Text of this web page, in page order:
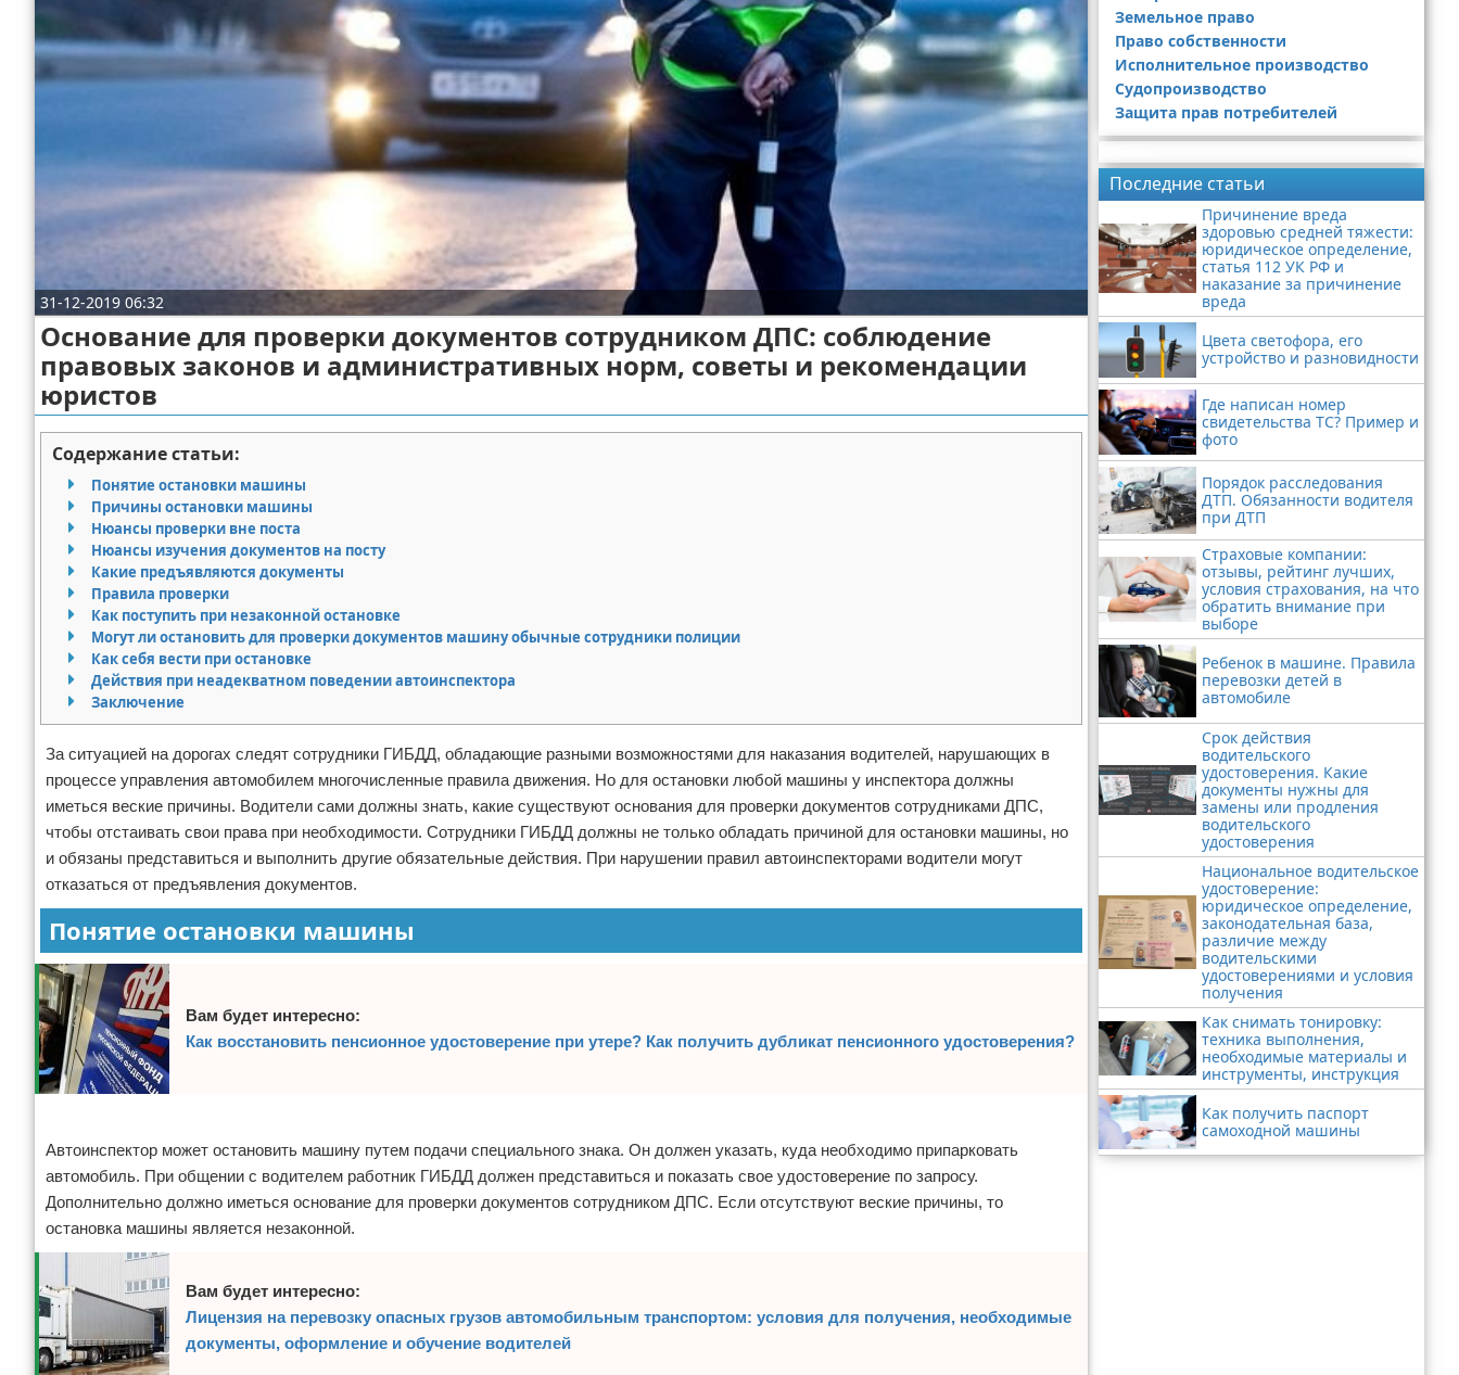
Миграционное право
Административное право
Семейное право
Льготы и компенсации
Наследство и завещания
Медицинское право
Уголовное право
Нотариат в РФ
Земельное право
Право собственности
Исполнительное производство
Судопроизводство
Защита прав потребителей
Отказ от ответственности
31-12-2019 06:32
Основание для проверки документов сотрудником ДПС: соблюдение
правовых законов и административных норм, советы и рекомендации
юристов
Содержание статьи:
Понятие остановки машины
Причины остановки машины
Нюансы проверки вне поста
Нюансы изучения документов на посту
Какие предъявляются документы
Правила проверки
Как поступить при незаконной остановке
Могут ли остановить для проверки документов машину обычные сотрудники полиции
Как себя вести при остановке
Действия при неадекватном поведении автоинспектора
Заключение
За ситуацией на дорогах следят сотрудники ГИБДД, обладающие разными возможностями для наказания водителей, нарушающих в
процессе управления автомобилем многочисленные правила движения. Но для остановки любой машины у инспектора должны
иметься веские причины. Водители сами должны знать, какие существуют основания для проверки документов сотрудниками ДПС,
чтобы отстаивать свои права при необходимости. Сотрудники ГИБДД должны не только обладать причиной для остановки машины, но
и обязаны представиться и выполнить другие обязательные действия. При нарушении правил автоинспекторами водители могут
отказаться от предъявления документов.
Понятие остановки машины
Вам будет интересно:
Как восстановить пенсионное удостоверение при утере? Как получить дубликат пенсионного удостоверения?
Автоинспектор может остановить машину путем подачи специального знака. Он должен указать, куда необходимо припарковать
автомобиль. При общении с водителем работник ГИБДД должен представиться и показать свое удостоверение по запросу.
Дополнительно должно иметься основание для проверки документов сотрудником ДПС. Если отсутствуют веские причины, то
остановка машины является незаконной.
Вам будет интересно:
Лицензия на перевозку опасных грузов автомобильным транспортом: условия для получения, необходимые
документы, оформление и обучение водителей
Земельное право
Право собственности
Исполнительное производство
Судопроизводство
Защита прав потребителей
Последние статьи
Причинение вреда
здоровью средней тяжести:
юридическое определение,
статья 112 УК РФ и
наказание за причинение
вреда
Цвета светофора, его
устройство и разновидности
Где написан номер
свидетельства ТС? Пример и
фото
Порядок расследования
ДТП. Обязанности водителя
при ДТП
Страховые компании:
отзывы, рейтинг лучших,
условия страхования, на что
обратить внимание при
выборе
Ребенок в машине. Правила
перевозки детей в
автомобиле
Срок действия
водительского
удостоверения. Какие
документы нужны для
замены или продления
водительского
удостоверения
Национальное водительское
удостоверение:
юридическое определение,
законодательная база,
различие между
водительскими
удостоверениями и условия
получения
Как снимать тонировку:
техника выполнения,
необходимые материалы и
инструменты, инструкция
Как получить паспорт
самоходной машины